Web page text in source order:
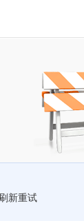
新重试